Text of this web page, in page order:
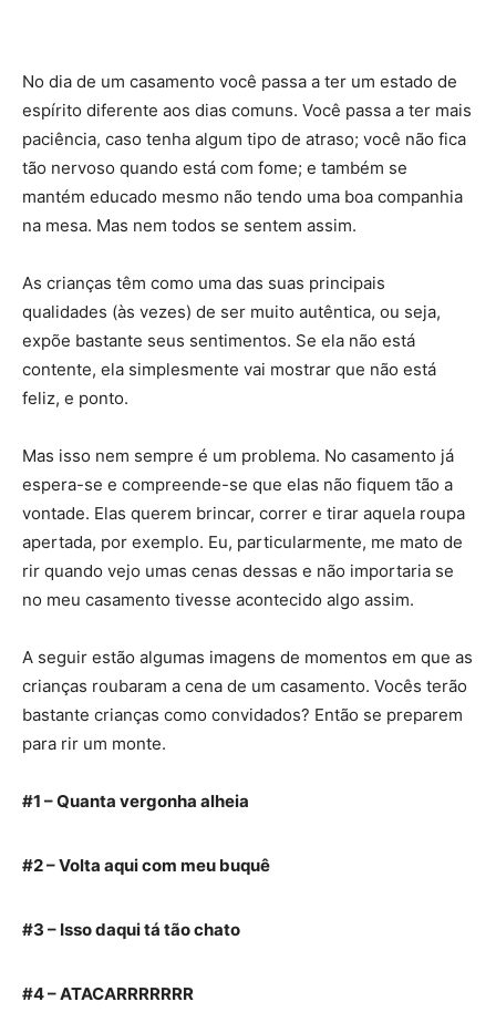
No dia de um casamento você passa a ter um estado de
espírito diferente aos dias comuns. Você passa a ter mais
paciência, caso tenha algum tipo de atraso; você não fica
tão nervoso quando está com fome; e também se
mantém educado mesmo não tendo uma boa companhia
na mesa. Mas nem todos se sentem assim.
As crianças têm como uma das suas principais
qualidades (às vezes) de ser muito autêntica, ou seja,
expõe bastante seus sentimentos. Se ela não está
contente, ela simplesmente vai mostrar que não está
feliz, e ponto.
Mas isso nem sempre é um problema. No casamento já
espera-se e compreende-se que elas não fiquem tão a
vontade. Elas querem brincar, correr e tirar aquela roupa
apertada, por exemplo. Eu, particularmente, me mato de
rir quando vejo umas cenas dessas e não importaria se
no meu casamento tivesse acontecido algo assim.
A seguir estão algumas imagens de momentos em que as
crianças roubaram a cena de um casamento. Vocês terão
bastante crianças como convidados? Então se preparem
para rir um monte.
#1 – Quanta vergonha alheia
#2 – Volta aqui com meu buquê
#3 – Isso daqui tá tão chato
#4 – ATACARRRRRRR